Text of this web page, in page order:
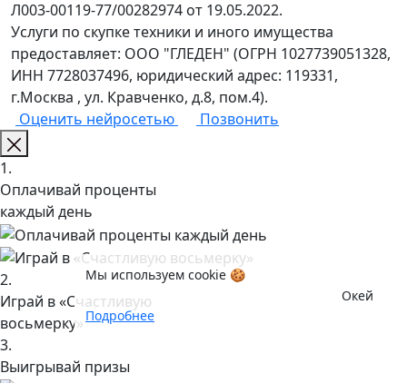
Л003-00119-77/00282974 от 19.05.2022.
Услуги по скупке техники и иного имущества
предоставляет: ООО "ГЛЕДЕН" (ОГРН 1027739051328,
ИНН 7728037496, юридический адрес: 119331,
г.Москва , ул. Кравченко, д.8, пом.4).
Оценить нейросетью
Позвонить
Мы используем cookie 🍪
Подробнее
Окей
1.
Оплачивай проценты
каждый день
2.
Играй в «Счастливую
восьмерку»
3.
Выигрывай призы